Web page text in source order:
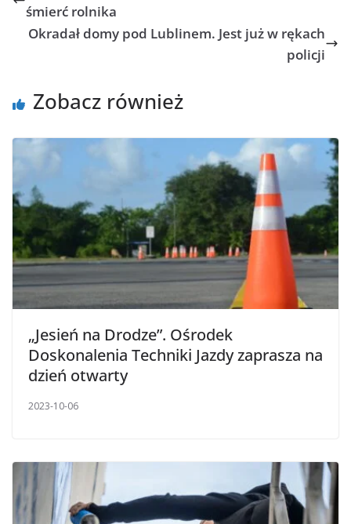
śmierć rolnika
Okradał domy pod Lublinem. Jest już w rękach
policji
Zobacz również
„Jesień na Drodze”. Ośrodek
Doskonalenia Techniki Jazdy zaprasza na
dzień otwarty
2023-10-06